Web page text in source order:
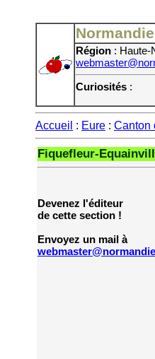
Région : Haute-
Curiosités :
Accueil : Eure : Canton
Fiquefleur-
Devenez l'éditeur
de cette section !
Envoyez un mail à